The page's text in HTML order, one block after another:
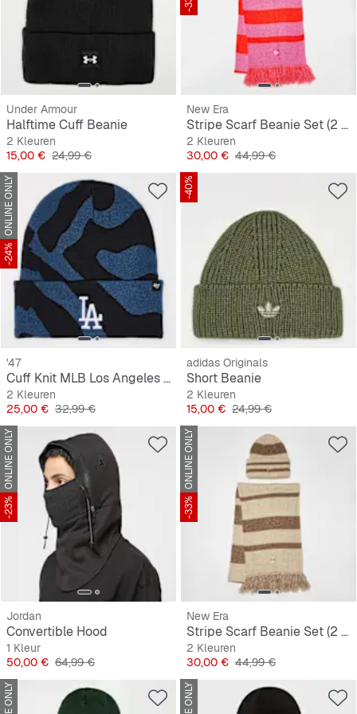
Under Armour
Halftime Cuff Beanie
2 Kleuren
Prijs
15,00 € Originele Prijs
24,99 €
New Era
Stripe Scarf Beanie Set (2 Piece)
2 Kleuren
Prijs
30,00 € Originele Prijs
44,99 €
ONLINE ONLY
-24%
'47
Cuff Knit MLB Los Angeles Dodgers
2 Kleuren
Prijs
25,00 € Originele Prijs
32,99 €
-40%
adidas Originals
Short Beanie
2 Kleuren
Prijs
15,00 € Originele Prijs
24,99 €
ONLINE ONLY
-23%
Jordan
Convertible Hood
1 Kleur
Prijs
50,00 € Originele Prijs
64,99 €
ONLINE ONLY
-33%
New Era
Stripe Scarf Beanie Set (2 Piece)
2 Kleuren
Prijs
30,00 € Originele Prijs
44,99 €